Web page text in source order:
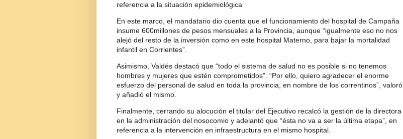
referencia a la situación epidemiológica
En este marco, el mandatario dio cuenta que el funcionamiento del hospital de Campaña
insume 600millones de pesos mensuales a la Provincia, aunque “igualmente eso no nos
alejó del resto de la inversión como en este hospital Materno, para bajar la mortalidad
infantil en Corrientes”.
Asimismo, Valdés destacó que “todo el sistema de salud no es posible si no tenemos
hombres y mujeres que estén comprometidos”. “Por ello, quiero agradecer el enorme
esfuerzo del personal de salud en toda la provincia, en nombre de los correntinos”, valoró
y añadió el mismo.
Finalmente, cerrando su alocución el titular del Ejecutivo recalcó la gestión de la directora
en la administración del nosocomio y adelantó que “ésta no va a ser la última etapa”, en
referencia a la intervención en infraestructura en el mismo hospital.